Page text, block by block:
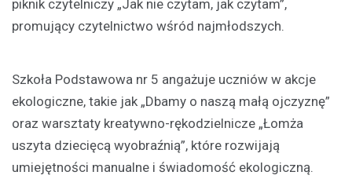
piknik czytelniczy „Jak nie czytam, jak czytam”,
promujący czytelnictwo wśród najmłodszych.
Szkoła Podstawowa nr 5 angażuje uczniów w akcje
ekologiczne, takie jak „Dbamy o naszą małą ojczyznę”
oraz warsztaty kreatywno-rękodzielnicze „Łomża
uszyta dziecięcą wyobraźnią”, które rozwijają
umiejętności manualne i świadomość ekologiczną.